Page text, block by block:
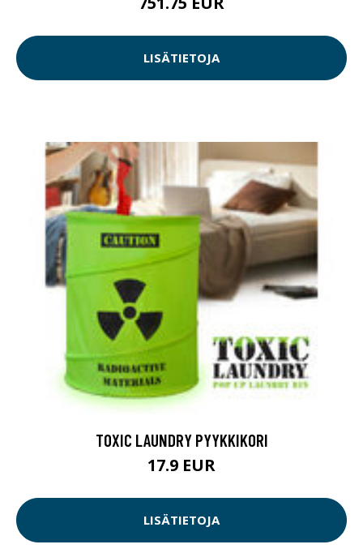
LISÄTIETOJA
TOXIC LAUNDRY PYYKKIKORI
17.9 EUR
LISÄTIETOJA